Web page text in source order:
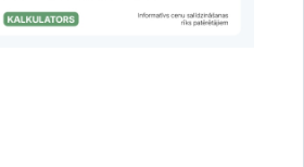
bija noderīga?